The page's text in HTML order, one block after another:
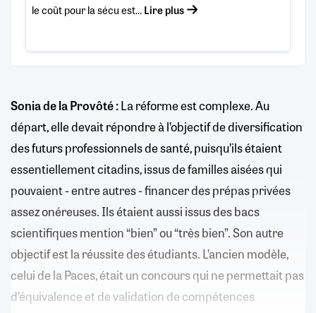
le coût pour la sécu est...Lire plus
Sonia de la Provôté :La réforme est complexe. Au
départ, elle devait répondre à l’objectif de diversification
des futurs professionnels de santé, puisqu’ils étaient
essentiellement citadins, issus de familles aisées qui
pouvaient - entre autres - financer des prépas privées
assez onéreuses. Ils étaient aussi issus des bacs
scientifiques mention “bien” ou “très bien”. Son autre
objectif est la réussite des étudiants. L’ancien modèle,
celui de la Paces, était un concours qui ne permettait pas
d’équivalence et de validation de compétences